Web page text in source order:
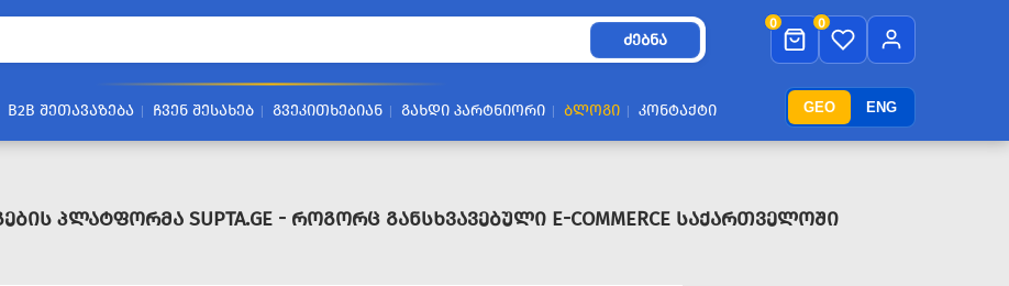
GEO ENG
ᲫᲔᲑᲜᲐ
0 0
B2B ᲨᲔᲗᲐᲕᲐᲖᲔᲑᲐ ᲩᲕᲔᲜ ᲨᲔᲡᲐᲮᲔᲑ ᲒᲕᲔᲙᲘᲗᲮᲔᲑᲘᲐᲜ ᲒᲐᲮᲓᲘ ᲞᲐᲠᲢᲜᲘᲝᲠᲘ ᲑᲚᲝᲒᲘ ᲙᲝᲜᲢᲐᲥᲢᲘ
ᲞᲚᲐᲢᲤᲝᲠᲛᲐ SUPTA.GE - ᲠᲝᲒᲝᲠᲪ ᲒᲐᲜᲡᲮᲕᲐᲕᲔᲑᲣᲚᲘ E-COMMERCE ᲡᲐᲥᲐᲠᲗᲕᲔᲚᲝᲨᲘ